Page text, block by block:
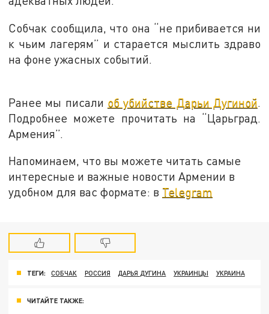
Собчак сообщила, что она “не прибивается ни
к чьим лагерям” и старается мыслить здраво
на фоне ужасных событий.
Ранее мы писали об убийстве Дарьи Дугиной
Подробнее можете прочитать на “Царьград.
Армения”.
Напоминаем, что вы можете читать самые
интересные и важные новости Армении в
удобном для вас формате: в Telegram
ТЕГИ: СОБЧАК РОССИЯ ДАРЬЯ ДУГИНА УКРАИНЦЫ УКРАИНА
ЧИТАЙТЕ ТАКЖЕ: